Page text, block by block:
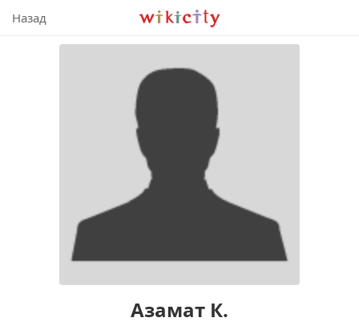
Викисити
Назад
Азамат К.